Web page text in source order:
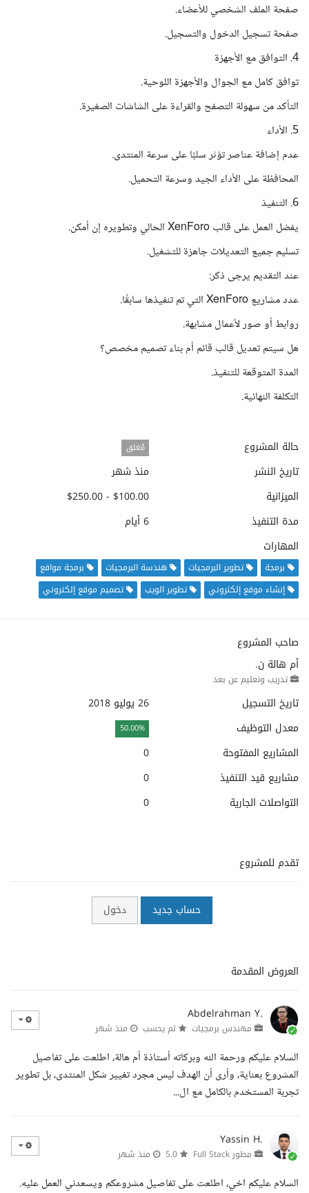
صفحة الملف الشخصي للأعضاء.
صفحة تسجيل الدخول والتسجيل.
4. التوافق مع الأجهزة
توافق كامل مع الجوال والأجهزة اللوحية.
التأكد من سهولة التصفح والقراءة على الشاشات الصغيرة.
5. الأداء
عدم إضافة عناصر تؤثر سلبًا على سرعة المنتدى.
المحافظة على الأداء الجيد وسرعة التحميل.
6. التنفيذ
يفضل العمل على قالب XenForo الحالي وتطويره إن أمكن.
تسليم جميع التعديلات جاهزة للتشغيل.
عند التقديم يرجى ذكر:
عدد مشاريع XenForo التي تم تنفيذها سابقًا.
روابط أو صور لأعمال مشابهة.
هل سيتم تعديل قالب قائم أم بناء تصميم مخصص؟
المدة المتوقعة للتنفيذ.
التكلفة النهائية.
حالة المشروع مُغلق
تاريخ النشر
منذ شهر
الميزانية
$100.00 - $250.00
مدة التنفيذ
6 أيام
المهارات
برمجة تطوير البرمجيات هندسة البرمجيات
برمجة مواقع
إنشاء موقع إلكتروني
تطوير الويب تصميم موقع إلكتروني
صاحب المشروع
أم هالة ن.
تدريب وتعليم عن بعد
تاريخ التسجيل
26 يوليو 2018
معدل التوظيف
50.00%
المشاريع المفتوحة
0
مشاريع قيد التنفيذ
0
التواصلات الجارية
0
تقدم للمشروع
حساب جديد دخول
العروض المقدمة
Abdelrahman Y.
مهندس برمجيات لم يحسب منذ شهر
السلام عليكم ورحمة الله وبركاته أستاذة أم هالة، اطلعت على تفاصيل
المشروع بعناية، وأرى أن الهدف ليس مجرد تغيير شكل المنتدى، بل تطوير
تجربة المستخدم بالكامل مع ال...
Yassin H.
مطور Full Stack منذ شهر
السلام عليكم اخي، اطلعت على تفاصيل مشروعكم ويسعدني العمل عليه.